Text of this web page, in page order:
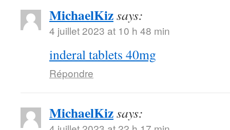
MichaelKizsays:
4 juillet 2023 at 10 h 48 min
inderal tablets 40mg
Répondre
MichaelKizsays: